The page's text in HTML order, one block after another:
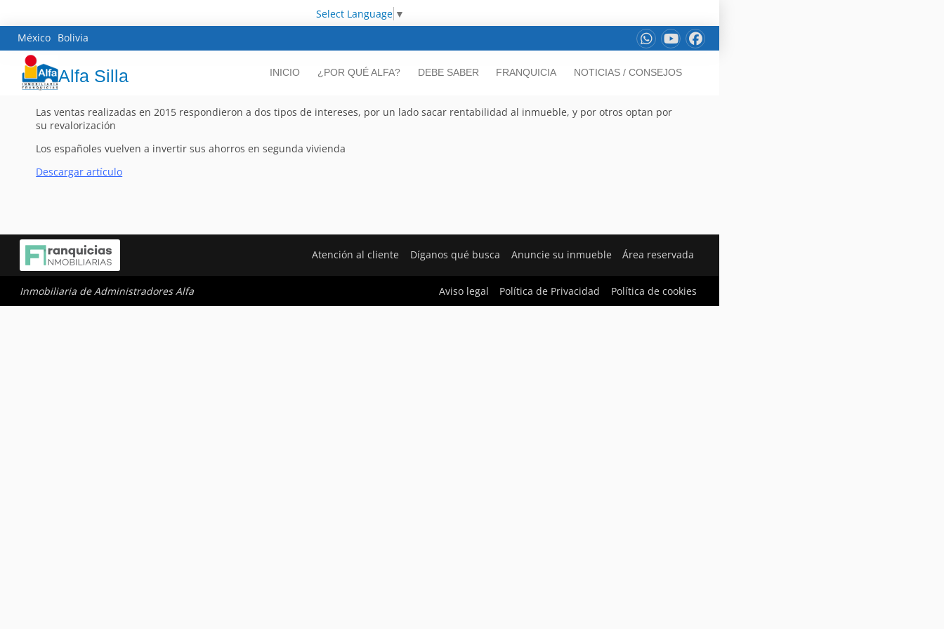
Select Language ▼
México Bolivia
Alfa Silla INICIO ¿POR QUÉ ALFA? DEBE SABER FRANQUICIA NOTICIAS / CONSEJOS
Las ventas realizadas en 2015 respondieron a dos tipos de intereses, por un lado sacar rentabilidad al inmueble, y por otros optan por
su revalorización
Los españoles vuelven a invertir sus ahorros en segunda vivienda
Descargar artículo
Atención al cliente Díganos qué busca Anuncie su inmueble Área reservada
Inmobiliaria de Administradores Alfa Aviso legal Política de Privacidad Política de cookies